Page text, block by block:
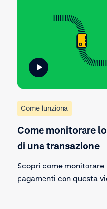
Come funziona
Come monitorare
di una transazione
Scopri come monitorare
pagamenti con questa